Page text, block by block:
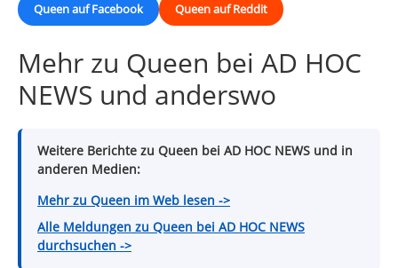
Queen auf Facebook Queen auf Reddit
Mehr zu Queen bei AD HOC
NEWS und anderswo
Weitere Berichte zu Queen bei AD HOC NEWS und in
anderen Medien:
Mehr zu Queen im Web lesen ->
Alle Meldungen zu Queen bei AD HOC NEWS
durchsuchen ->